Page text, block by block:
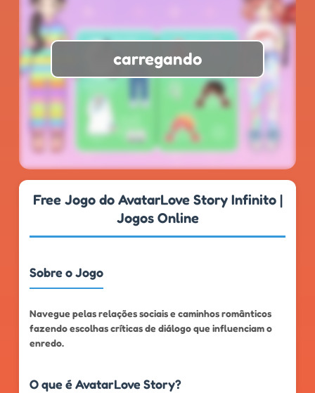
carregando
★★★★★ 4.8
Free Jogo do AvatarLove Story Infinito |
Jogos Online
Sobre o Jogo
Navegue pelas relações sociais e caminhos românticos
fazendo escolhas críticas de diálogo que influenciam o
enredo.
O que é AvatarLove Story?